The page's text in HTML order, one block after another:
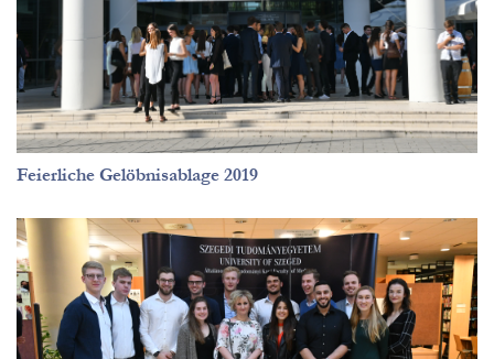
Feierliche Gelöbnisablage 2019